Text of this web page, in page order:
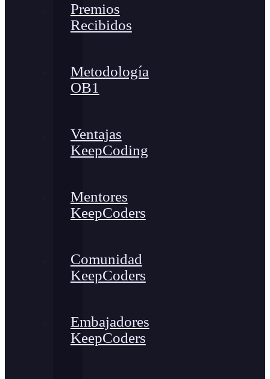
Premios
Recibidos
Metodología
OB1
Ventajas
KeepCoding
Mentores
KeepCoders
Comunidad
KeepCoders
Embajadores
KeepCoders